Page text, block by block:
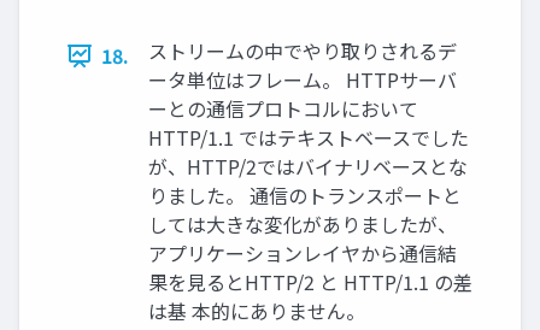
18.
ストリームの中でやり取りされるデ
ータ単位はフレーム。 HTTPサーバ
ーとの通信プロトコルにおいて
HTTP/1.1 ではテキストベースでした
が、HTTP/2ではバイナリベースとな
りました。 通信のトランスポートと
しては大きな変化がありましたが、
アプリケーションレイヤから通信結
果を見るとHTTP/2 と HTTP/1.1 の差
は基 本的にありません。